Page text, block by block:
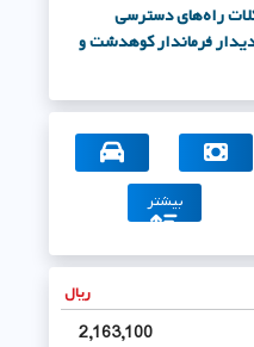
راه‌های دسترسی
فرماندار کوهدشت و
کوهنانی در جشن
لرستان از شهردار درب گنبد
صفر ستاد مدیریت بحران
مقابله با آتش‌سوزی
بیشتر
ریال
2,163,100